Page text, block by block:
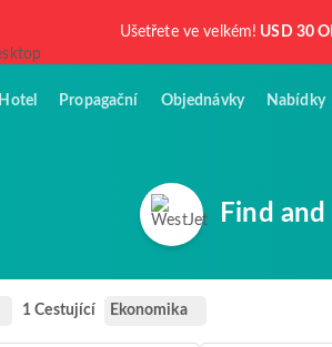
Ušetřete ve velkém! USD 30
Hotel Propagační Objednávky Nabídky
Find
1 Cestující Ekonomika